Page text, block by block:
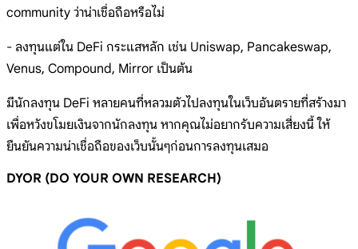
community ว่าน่าเชื่อถือหรือไม่
- ลงทุนแต่ใน DeFi กระแสหลัก เช่น Uniswap, Pancakeswap,
Venus, Compound, Mirror เป็นต้น
มีนักลงทุน DeFi หลายคนที่หลวมตัวไปลงทุนในเว็บอันตรายที่สร้างมา
เพื่อหวังขโมยเงินจากนักลงทุน หากคุณไม่อยากรับความเสี่ยงนี้ ให้
ยืนยันความน่าเชื่อถือของเว็บนั้นๆก่อนการลงทุนเสมอ
DYOR (DO YOUR OWN RESEARCH)